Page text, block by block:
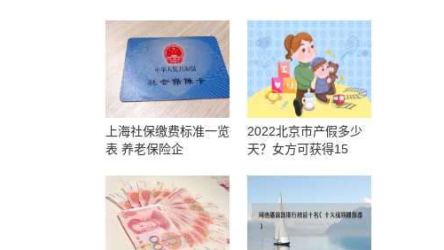
上海社保缴费标准一览
表 养老保险企
2022北京市产假多少
天？女方可获得15